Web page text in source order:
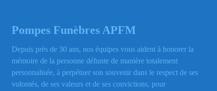
Pompes Funèbres APFM
Depuis près de 30 ans, nos équipes vous aident à honorer la
mémoire de la personne défunte de manière totalement
personnalisée, à perpétuer son souvenir dans le respect de ses
volontés, de ses valeurs et de ses convictions, pour